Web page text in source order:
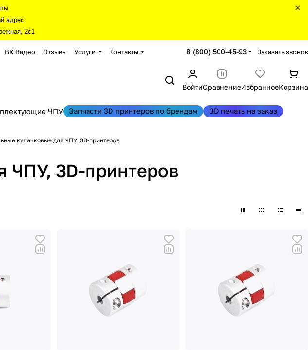
адрес
2с1
ВК Видео Отзывы Услуги Контакты 8 (800) 500-45-93 Заказать звонок
ВойтиСравнениеИзбранноеКорзина
ЧПУ Запчасти 3D принтеров по брендам 3D печать на заказ
кулачковые для ЧПУ, 3D-принтеров
ЧПУ, 3D-принтеров